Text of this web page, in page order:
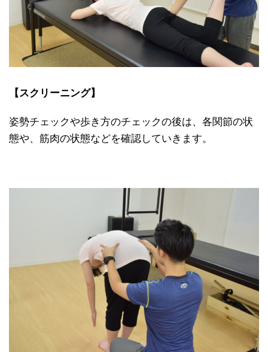
【スクリーニング】
姿勢チェックや歩き方のチェックの後は、各関節の状
態や、筋肉の状態などを確認していきます。